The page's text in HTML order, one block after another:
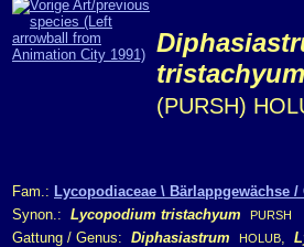
tristachyum
(PURSH)
Fam.: Lycopodiaceae \ Bärlappgewächse
Synon.: Lycopodium tristachyum PURSH
Gattung / Genus: Diphasiastrum HOLUB,